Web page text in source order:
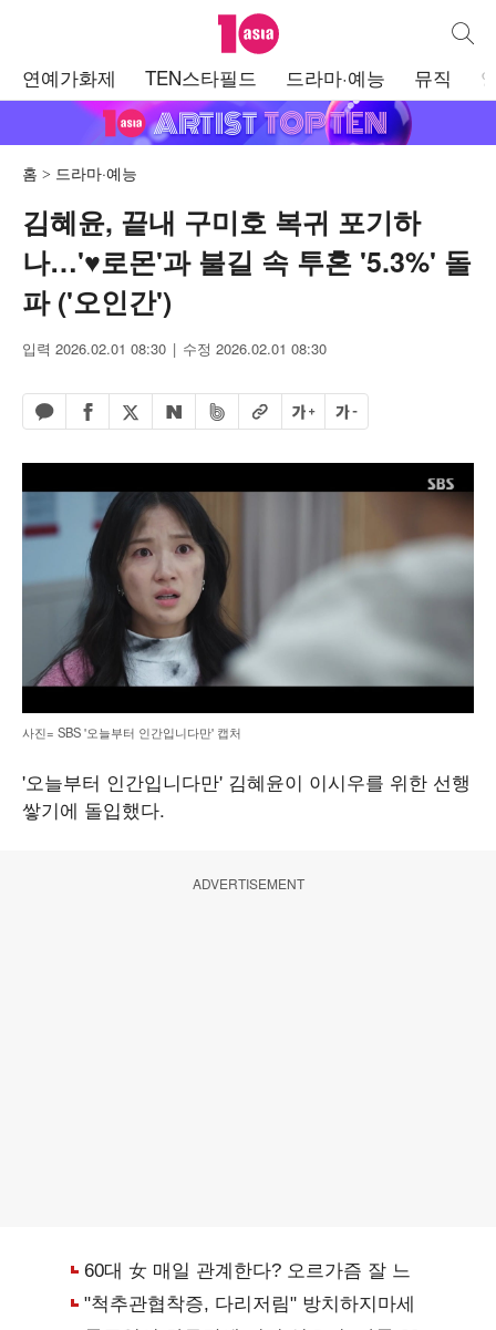
텐아시아 통합
연예가화제 TEN스타필드 드라마·예능 뮤직
홈 드라마·예능
김혜윤, 끝내 구미호 복귀 포기하
나…'♥로몬'과 불길 속 투혼 '5.3%' 돌
파 ('오인간')
입력 2026.02.01 08:30 수정 2026.02.01 08:30
카카오톡 공유하기
페이스북 공유하기
엑스 공유하기
네이버 공유하기
밴드 공유하기
URL복사글자 크게글자 작게
사진= SBS '오늘부터 인간입니다만' 캡처
'오늘부터 인간입니다만' 김혜윤이 이시우를 위한 선행
쌓기에 돌입했다.
ADVERTISEMENT